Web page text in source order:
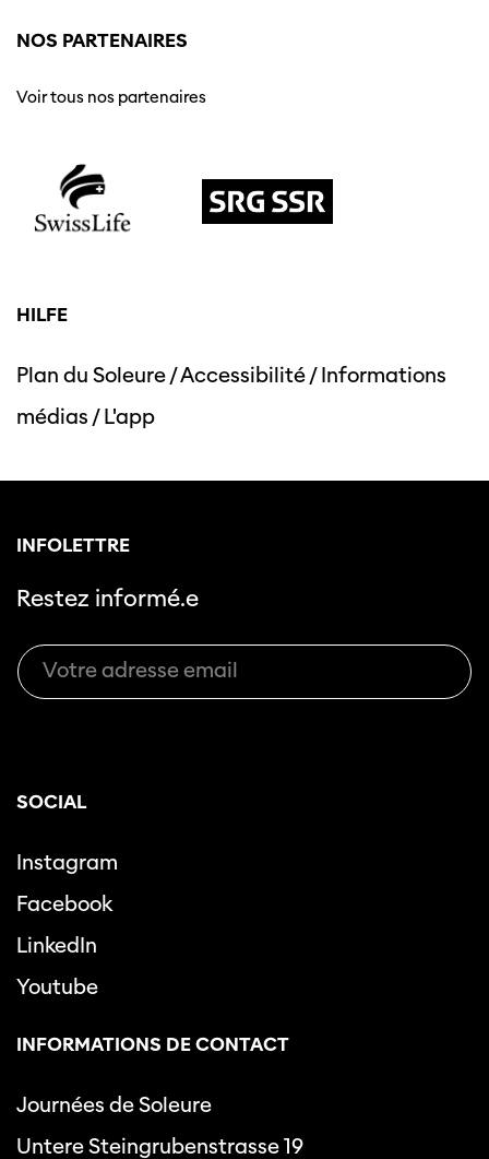
NOS PARTENAIRES
Voir tous nos partenaires
HILFE
Plan du Soleure/Accessibilité/Informations
médias /L'app
INFOLETTRE
Restez informé.e
SOCIAL
Instagram
Facebook
LinkedIn
Youtube
INFORMATIONS DE CONTACT
Journées de Soleure
Untere Steingrubenstrasse 19